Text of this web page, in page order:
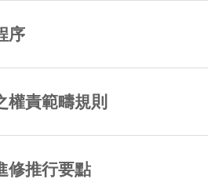
序
權責範疇規則
修推行要點